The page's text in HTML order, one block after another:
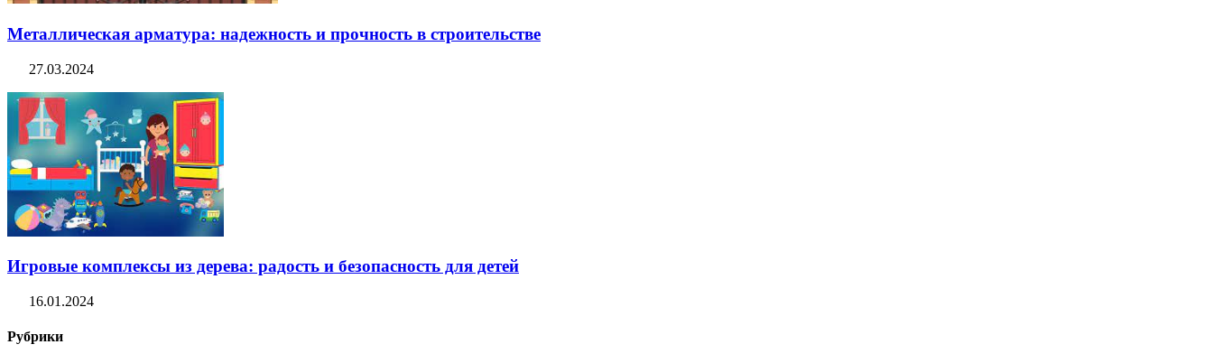
Металлическая арматура: надежность и прочность в строительстве
27.03.2024
Игровые комплексы из дерева: радость и безопасность для детей
16.01.2024
Рубрики